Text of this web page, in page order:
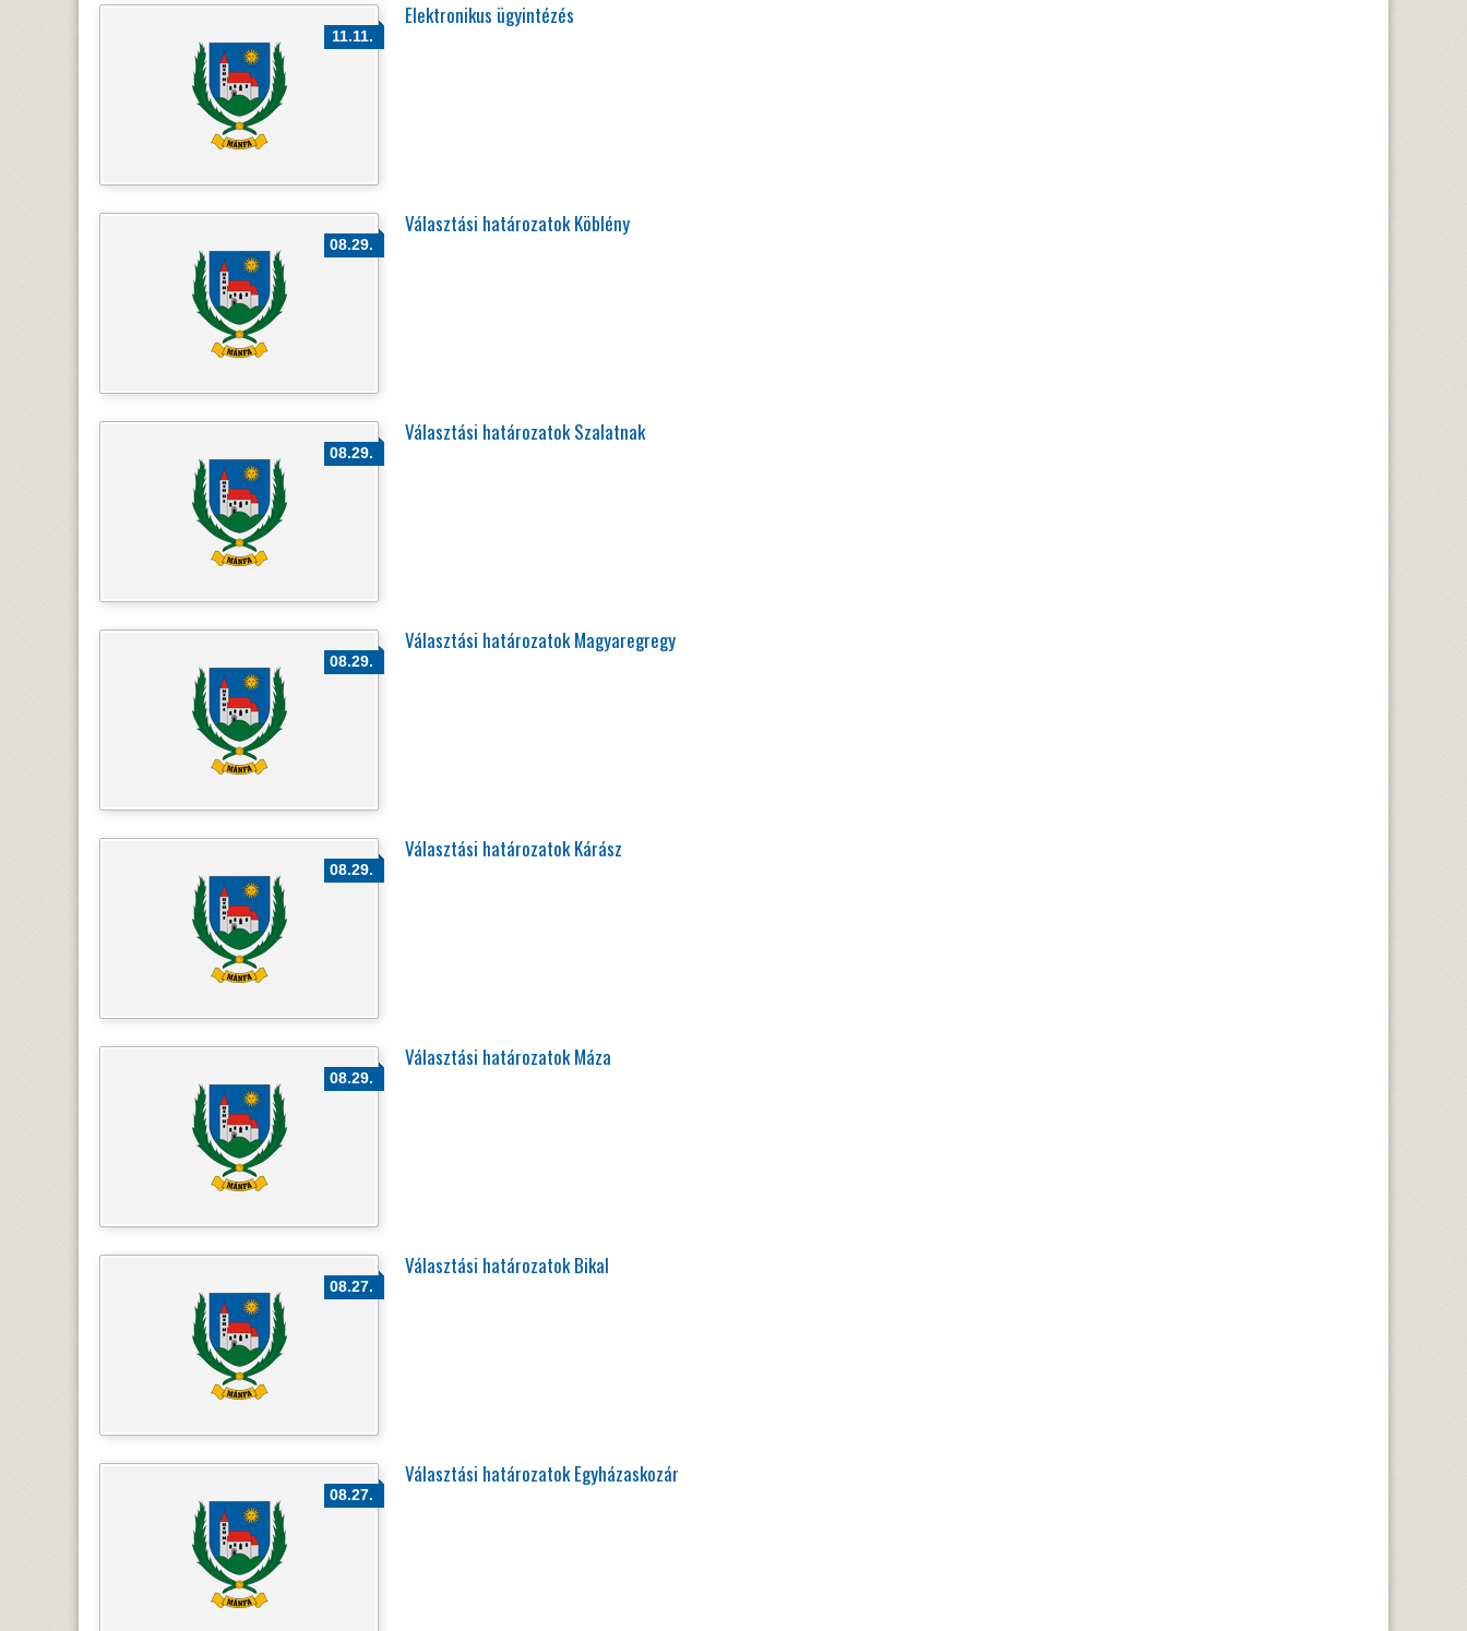
11.11.
Elektronikus ügyintézés
08.29.
Választási határozatok Köblény
08.29.
Választási határozatok Szalatnak
08.29.
Választási határozatok Magyaregregy
08.29.
Választási határozatok Kárász
08.29.
Választási határozatok Máza
08.27.
Választási határozatok Bikal
08.27.
Választási határozatok Egyházaskozár